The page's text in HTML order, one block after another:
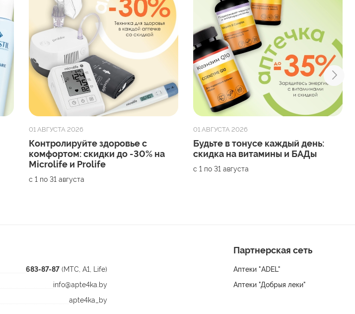
01 АВГУСТА 2026
Контролируйте здоровье с
комфортом: скидки до -30% на
Microlife и Prolife
с 1 по 31 августа
01 АВГУСТА 2026
Будьте в тонусе каждый день:
скидка на витамины и БАДы
с 1 по 31 августа
683-87-87 (МТС, A1, Life)
info@apte4ka.by
apte4ka_by
Партнерская сеть
Аптеки "ADEL"
Аптеки "Добрыя леки"